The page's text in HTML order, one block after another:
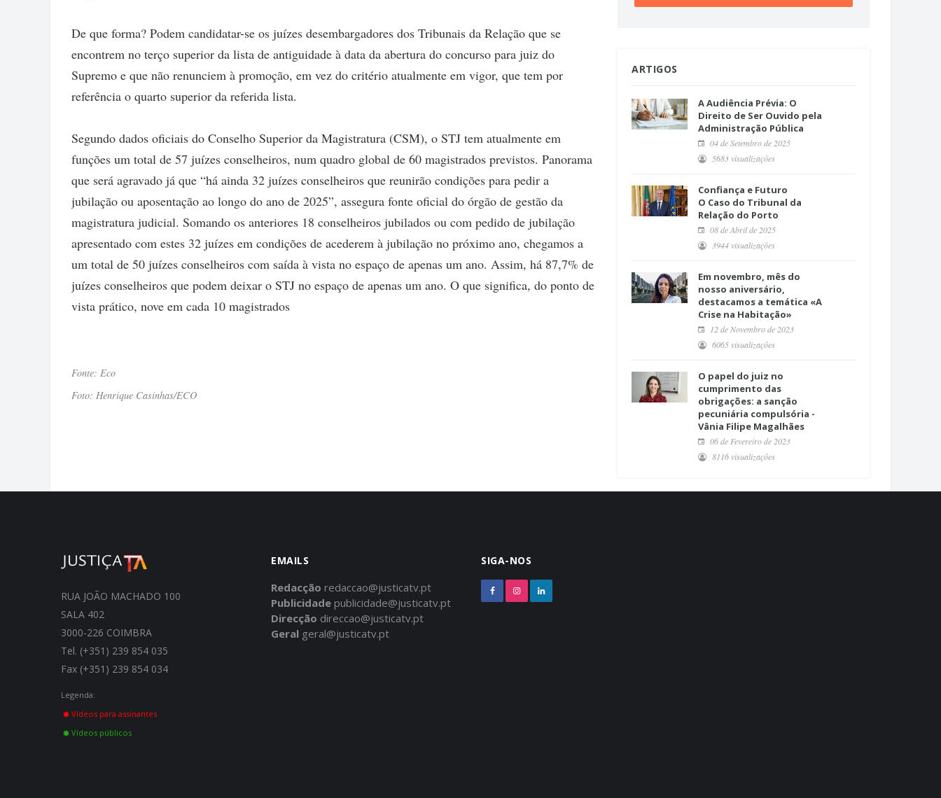
De que forma? Podem candidatar-se os juízes desembargadores dos Tribunais da Relação que se
encontrem no terço superior da lista de antiguidade à data da abertura do concurso para juiz do
Supremo e que não renunciem à promoção, em vez do critério atualmente em vigor, que tem por
referência o quarto superior da referida lista.
Segundo dados oficiais do Conselho Superior da Magistratura (CSM), o STJ tem atualmente em
funções um total de 57 juízes conselheiros, num quadro global de 60 magistrados previstos. Panorama
que será agravado já que “há ainda 32 juízes conselheiros que reunirão condições para pedir a
jubilação ou aposentação ao longo do ano de 2025”, assegura fonte oficial do órgão de gestão da
magistratura judicial. Somando os anteriores 18 conselheiros jubilados ou com pedido de jubilação
apresentado com estes 32 juízes em condições de acederem à jubilação no próximo ano, chegamos a
um total de 50 juízes conselheiros com saída à vista no espaço de apenas um ano. Assim, há 87,7% de
juízes conselheiros que podem deixar o STJ no espaço de apenas um ano. O que significa, do ponto de
vista prático, nove em cada 10 magistrados
Fonte: Eco
Foto: Henrique Casinhas/ECO
ARTIGOS
A Audiência Prévia: O
Direito de Ser Ouvido pela
Administração Pública
04 de Setembro de 2025
5683 visualizações
Confiança e Futuro
O Caso do Tribunal da
Relação do Porto
08 de Abril de 2025
3944 visualizações
Em novembro, mês do
nosso aniversário,
destacamos a temática «A
Crise na Habitação»
12 de Novembro de 2023
6065 visualizações
O papel do juiz no
cumprimento das
obrigações: a sanção
pecuniária compulsória -
Vânia Filipe Magalhães
06 de Fevereiro de 2023
8116 visualizações
RUA JOÃO MACHADO 100
SALA 402
3000-226 COIMBRA
Tel. (+351) 239 854 035
Fax (+351) 239 854 034
Legenda:
Vídeos para assinantes
Vídeos públicos
EMAILS
Redacção redaccao@justicatv.pt
Publicidade publicidade@justicatv.pt
Direcção direccao@justicatv.pt
Geral geral@justicatv.pt
SIGA-NOS